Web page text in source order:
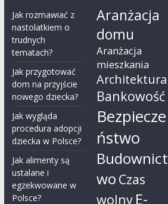
Jak rozmawiać z
nastolatkiem o
trudnych
tematach?
Jak przygotować
dom na przyjście
nowego dziecka?
Jak wygląda
procedura adopcji
dziecka w Polsce?
Jak alimenty są
ustalane i
egzekwowane w
Polsce?
Aranżacja
domu
Aranżacja
mieszkania
Architektura
Bankowość
Bezpiecze
ństwo
Budownict
wo Czas
wolny E-